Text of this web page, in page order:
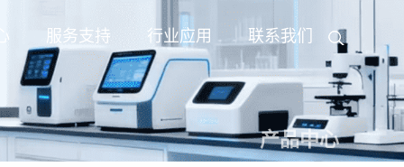
服务支持 行业应用 联系我们
产品中心